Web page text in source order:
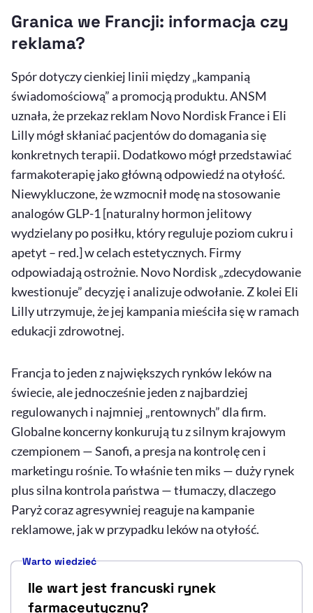
Granica we Francji: informacja czy
reklama?
Spór dotyczy cienkiej linii między „kampanią
świadomościową” a promocją produktu. ANSM
uznała, że przekaz reklam Novo Nordisk France i Eli
Lilly mógł skłaniać pacjentów do domagania się
konkretnych terapii. Dodatkowo mógł przedstawiać
farmakoterapię jako główną odpowiedź na otyłość.
Niewykluczone, że wzmocnił modę na stosowanie
analogów GLP-1 [naturalny hormon jelitowy
wydzielany po posiłku, który reguluje poziom cukru i
apetyt – red.] w celach estetycznych. Firmy
odpowiadają ostrożnie. Novo Nordisk „zdecydowanie
kwestionuje” decyzję i analizuje odwołanie. Z kolei Eli
Lilly utrzymuje, że jej kampania mieściła się w ramach
edukacji zdrowotnej.
Francja to jeden z największych rynków leków na
świecie, ale jednocześnie jeden z najbardziej
regulowanych i najmniej „rentownych” dla firm.
Globalne koncerny konkurują tu z silnym krajowym
czempionem — Sanofi, a presja na kontrolę cen i
marketingu rośnie. To właśnie ten miks — duży rynek
plus silna kontrola państwa — tłumaczy, dlaczego
Paryż coraz agresywniej reaguje na kampanie
reklamowe, jak w przypadku leków na otyłość.
Warto wiedzieć
Ile wart jest francuski rynek
farmaceutyczny?